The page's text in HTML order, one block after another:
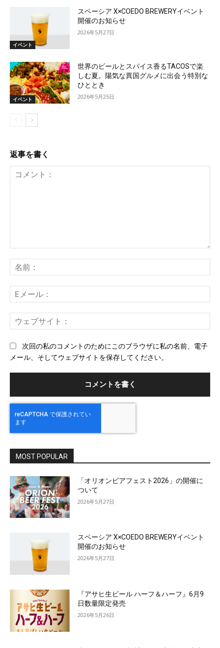
イベント
スペーシア X×COEDO BREWERYイベント
開催のお知らせ
2026年5月27日
イベント
世界のビールとスパイス香るTACOSで楽
しむ夏。陽気な異国グルメに出会う特別な
ひととき
2026年5月25日
返事を書く
ン
ト：
前
メ
ー
ェ
次回の私のコメントのためにこのブラウザに私の名前、電子
メール、そしてウェブサイトを保存してください。
MOST POPULAR
「オリオンビアフェスト2026」の開催に
ついて
2026年5月27日
スペーシア X×COEDO BREWERYイベント
開催のお知らせ
2026年5月27日
『アサヒ生ビール ハーフ＆ハーフ』6月9
日数量限定発売
2026年5月26日